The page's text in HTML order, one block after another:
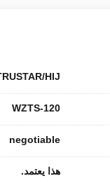
HIJ
WZTS-120
negotiable
هذا يعتمد.